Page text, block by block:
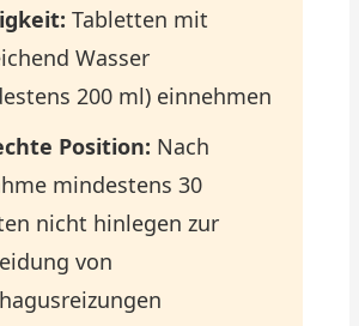
Tabletten mit
Wasser
200 ml) einnehmen
Position: Nach
mindestens 30
nicht hinlegen zur
von